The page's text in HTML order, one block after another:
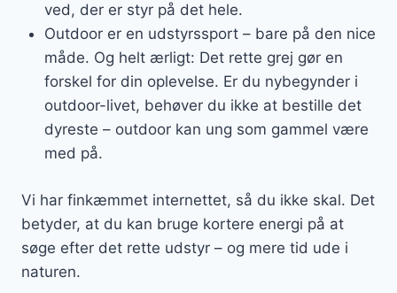
ved, der er styr på det hele.
Outdoor er en udstyrssport – bare på den nice
måde. Og helt ærligt: Det rette grej gør en
forskel for din oplevelse. Er du nybegynder i
outdoor-livet, behøver du ikke at bestille det
dyreste – outdoor kan ung som gammel være
med på.
Vi har finkæmmet internettet, så du ikke skal. Det
betyder, at du kan bruge kortere energi på at
søge efter det rette udstyr – og mere tid ude i
naturen.